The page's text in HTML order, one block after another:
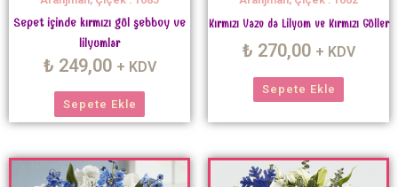
Sepet içinde kırmızı gül şebboy ve
lilyumlar
₺ 249,00 + KDV
Sepete Ekle
Kırmızı Vazo da Lilyum ve Kırmızı Güller
₺ 270,00 + KDV
Sepete Ekle